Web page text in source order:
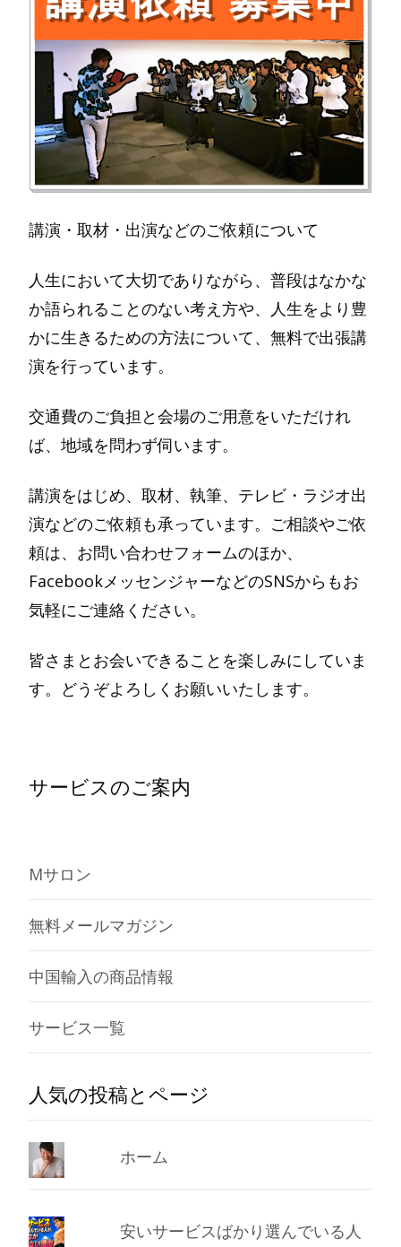
講演・取材・出演などのご依頼について
人生において大切でありながら、普段はなかな
か語られることのない考え方や、人生をより豊
かに生きるための方法について、無料で出張講
演を行っています。
交通費のご負担と会場のご用意をいただけれ
ば、地域を問わず伺います。
講演をはじめ、取材、執筆、テレビ・ラジオ出
演などのご依頼も承っています。ご相談やご依
頼は、お問い合わせフォームのほか、
FacebookメッセンジャーなどのSNSからもお
気軽にご連絡ください。
皆さまとお会いできることを楽しみにしていま
す。どうぞよろしくお願いいたします。
サービスのご案内
Mサロン
無料メールマガジン
中国輸入の商品情報
サービス一覧
人気の投稿とページ
ホーム
安いサービスばかり選んでいる人